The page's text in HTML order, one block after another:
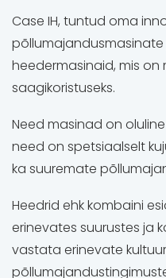
Case IH, tuntud oma
heedermasinaid, mis
saagikoristuseks.
Need masinad on
need on spetsiaalselt
ka suuremate
Heedrid ehk kombaini
erinevates suurustes ja
vastata erinevate